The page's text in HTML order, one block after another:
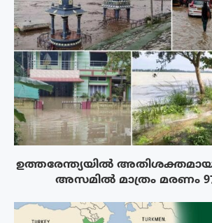
ഉത്തരേന്ത്യയിൽ
അസമിൽ മാത്രം മരണം